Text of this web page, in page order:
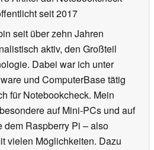
seit 2017
seit über zehn Jahren
aktiv, den Großteil
Dabei war ich unter
und ComputerBase tätig
für Notebookcheck. Mein
auf Mini-PCs und auf
Raspberry Pi – also
vielen Möglichkeiten. Dazu